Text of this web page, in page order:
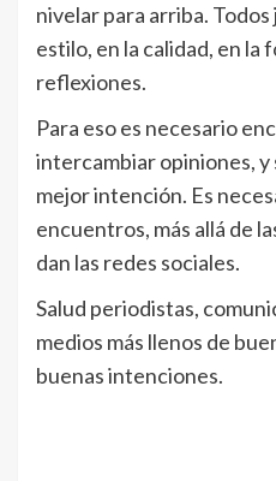
nivelar para arriba.
estilo, en la calidad, en la
reflexiones.
Para eso es necesario
intercambiar opiniones, y
mejor intención. Es
encuentros, más allá de
dan las redes sociales.
Salud periodistas,
medios más llenos de
buenas intenciones.